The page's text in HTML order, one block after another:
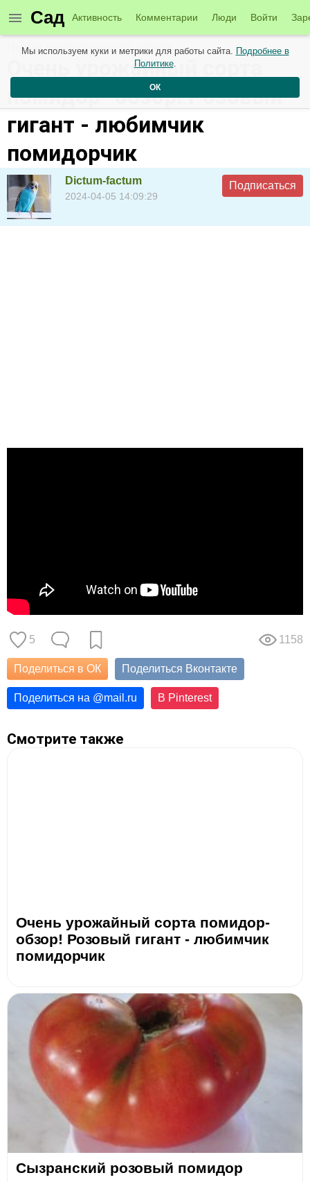
Сад Активность Комментарии Люди Войти
Новые материалы от 06 апреля
Очень урожайный сорта
помидор- обзор! Розовый
гигант - любимчик
помидорчик
Dictum-factum
2024-04-05 14:09:29
Подписаться
5 1158
Поделиться в ОК Поделиться Вконтакте
Поделиться на @mail.ru В Pinterest
Смотрите также
Очень урожайный сорта помидор-
обзор! Розовый гигант - любимчик
помидорчик
Сызранский розовый помидор
Мы используем куки и метрики для работы сайта. Подробнее в
Политике.
ОК